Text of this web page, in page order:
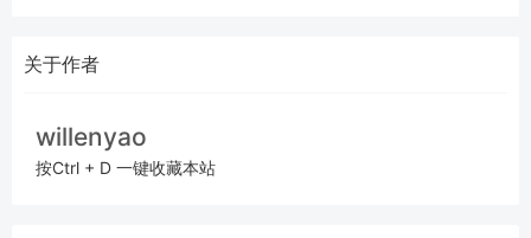
关于作者
willenyao
按Ctrl + D 一键收藏本站